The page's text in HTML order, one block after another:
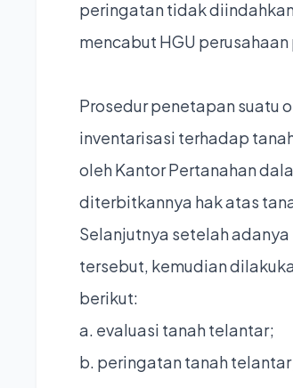
peringatan tidak
mencabut HGU
Prosedur penetapan suatu
inventarisasi terhadap
oleh Kantor Pertanahan
diterbitkannya hak atas
Selanjutnya setelah
tersebut, kemudian
berikut:
a. evaluasi tanah telantar;
b. peringatan tanah